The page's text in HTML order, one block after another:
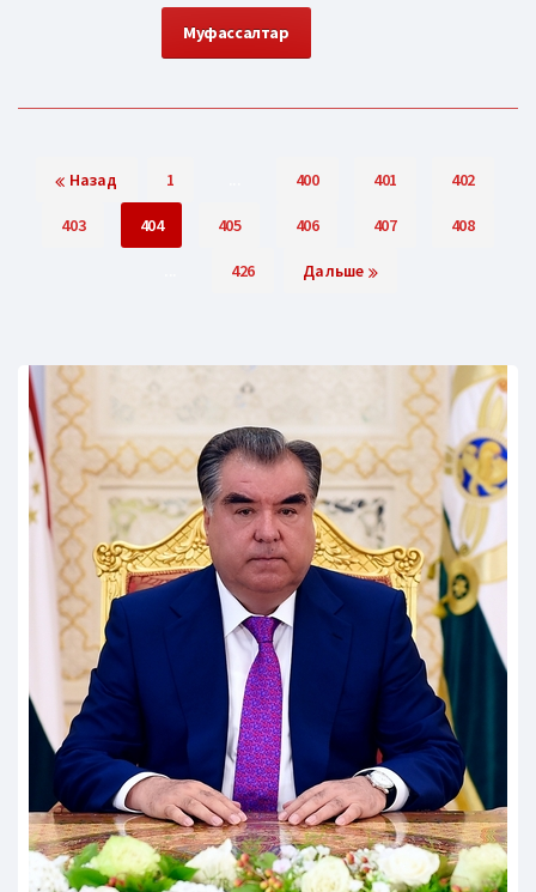
Муфассалтар
Назад 1 400 401 402
403 404 405 406 407 408
426 Дальше